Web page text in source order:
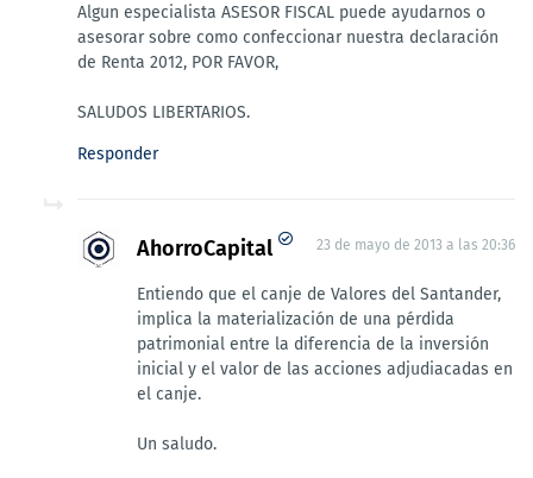
Algun especialista ASESOR FISCAL puede ayudarnos o
asesorar sobre como confeccionar nuestra declaración
de Renta 2012, POR FAVOR,
SALUDOS LIBERTARIOS.
Responder
AhorroCapital 23 de mayo de 2013 a las 20:36
Entiendo que el canje de Valores del Santander,
implica la materialización de una pérdida
patrimonial entre la diferencia de la inversión
inicial y el valor de las acciones adjudiacadas en
el canje.
Un saludo.